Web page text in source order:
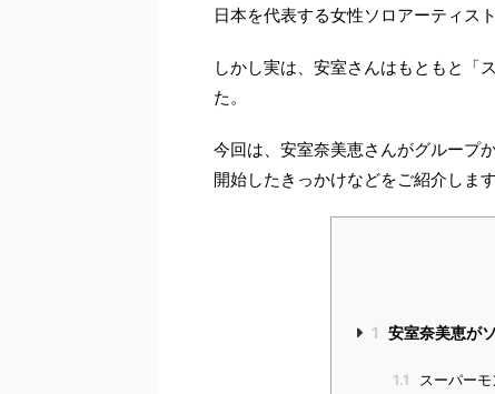
日本を代表する女性ソロアーティス
しかし実は、安室さんはもともと「
た。
今回は、安室奈美恵さんがグループ
開始したきっかけなどをご紹介します
1 安室奈美恵が
1.1 スーパー